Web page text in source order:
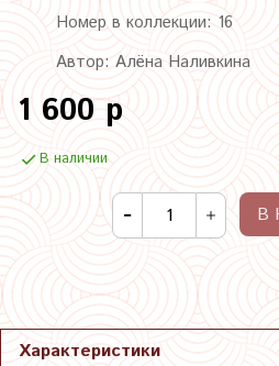
Номер в коллекции: 16
Автор: Алёна Наливкина
1 600 р
В наличии
В
Характеристики